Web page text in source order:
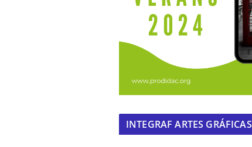
INTEGRAF ARTES GRÁFICAS